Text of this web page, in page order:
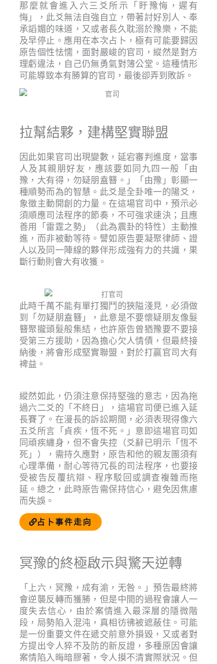
那麼就會進入六三爻所示「盱豫悔，遲有
悔」，此爻無法自強自立，帶著討好別人、奉
承謟媚的味道，又或者長久耽溺於豫樂，不能
及早停止。應用在本次占卜，極有可能要歸因
原告個性怯懦，面對嚴峻的官司，縱然是對方
理虧違法，自己仍無勇氣對簿公堂。這種情形
可能導致本有勝算的官司，最後卻弄到敗訴。
拉幫結夥，建構堅實聯盟
因此如果官司出現變數，延宕審判進度，當事
人及其親朋好友，應該要如同九四一般「由
豫，大有得，勿疑朋盍簪。」「由豫」彰顯一
種順勢而為的智慧。此爻是全卦唯一的陽爻，
象徵主動開創的力量。在這場官司中，預示必
須順應司法程序的節奏，不可強求速決；且應
善用「雷霆之勢」（此為震卦的特性）主動推
進，而非被動等待。譬如原告要凝聚律師、證
人以及同一陣線的夥伴形成強有力的共識，果
斷行動則會大有收獲。
此時千萬不能有單打獨鬥的狹隘淺見，必須做
到「勿疑朋盍簪」，此意是不要懷疑朋友像髮
簪聚攏頭髮般集結，也許原告曾猶豫要不要接
受第三方援助，因為擔心欠人情債，但最終接
納後，將會形成堅實聯盟，對於打贏官司大有
裨益。
縱然如此，仍須注意保持堅強的意志，因為拖
過六二爻的「不終日」，這場官司便已進入延
長賽了。在漫長的訴訟期間，必須表現得像六
五爻所言「貞疾，恆不死。」意即這場官司如
同頑疾纏身，但不會失控（爻辭已明示「恆不
死」），需持久應對，原告和他的親友團須有
心理準備，耐心等待冗長的司法程序，也要接
受被告反覆抗辯、程序駁回或調查複雜而拖
延。總之，此時原告需保持信心，避免因焦慮
而失誤。
占卜事件走向
冥豫的終極啟示與驚天逆轉
「上六，冥豫，成有渝，无咎。」預告最終將
會逆襲反轉而獲勝，但是中間的過程會讓人一
度失去信心，由於案情進入最深層的隱微階
段，局勢陷入混沌，真相彷彿被遮蔽住。可能
是一份重要文件在遞交前意外損毀，又或者對
方提出令人猝不及防的新反證，多種原因會讓
案情陷入晦暗膠著，令人摸不清實際狀況。但